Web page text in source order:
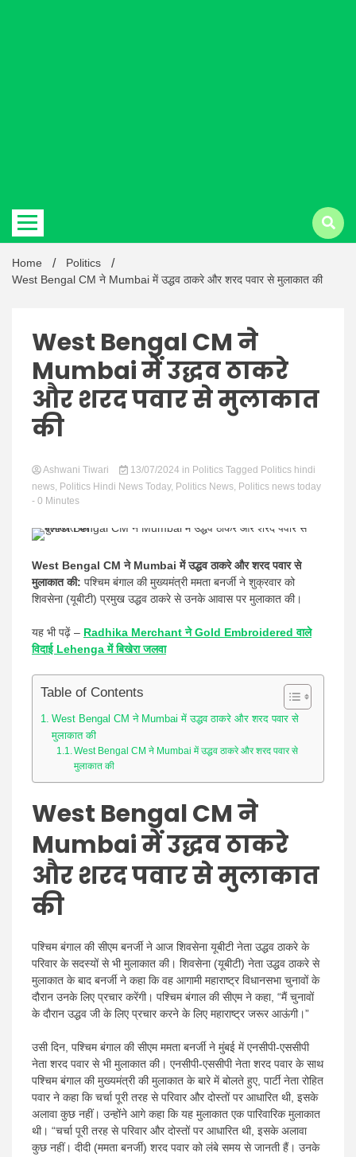
Latest
Hindi
News
Home
Politics
West Bengal CM ने Mumbai में उद्धव ठाकरे और शरद पवार से मुलाकात की
West Bengal CM ने
Mumbai में उद्धव ठाकरे
और शरद पवार से मुलाकात
की
Ashwani Tiwari 13/07/2024 in Politics Tagged Politics hindi
news, Politics Hindi News Today, Politics News, Politics news today
- 0 Minutes
West Bengal CM ने Mumbai में उद्धव ठाकरे और शरद पवार से
मुलाकात की: पश्चिम बंगाल की मुख्यमंत्री ममता बनर्जी ने शुक्रवार को
शिवसेना (यूबीटी) प्रमुख उद्धव ठाकरे से उनके आवास पर मुलाकात की।
यह भी पढ़ें – Radhika Merchant ने Gold Embroidered वाले
विदाई Lehenga में बिखेरा जलवा
Table of Contents
West Bengal CM ने Mumbai में उद्धव ठाकरे और शरद पवार से
मुलाकात की
West Bengal CM ने Mumbai में उद्धव ठाकरे और शरद पवार से
मुलाकात की
West Bengal CM ने
Mumbai में उद्धव ठाकरे
और शरद पवार से मुलाकात
की
पश्चिम बंगाल की सीएम बनर्जी ने आज शिवसेना यूबीटी नेता उद्धव ठाकरे के
परिवार के सदस्यों से भी मुलाकात की। शिवसेना (यूबीटी) नेता उद्धव ठाकरे से
मुलाकात के बाद बनर्जी ने कहा कि वह आगामी महाराष्ट्र विधानसभा चुनावों के
दौरान उनके लिए प्रचार करेंगी। पश्चिम बंगाल की सीएम ने कहा, “मैं चुनावों
के दौरान उद्धव जी के लिए प्रचार करने के लिए महाराष्ट्र जरूर आऊंगी।”
उसी दिन, पश्चिम बंगाल की सीएम ममता बनर्जी ने मुंबई में एनसीपी-एससीपी
नेता शरद पवार से भी मुलाकात की। एनसीपी-एससीपी नेता शरद पवार के साथ
पश्चिम बंगाल की मुख्यमंत्री की मुलाकात के बारे में बोलते हुए, पार्टी नेता रोहित
पवार ने कहा कि चर्चा पूरी तरह से परिवार और दोस्तों पर आधारित थी, इसके
अलावा कुछ नहीं। उन्होंने आगे कहा कि यह मुलाकात एक पारिवारिक मुलाकात
थी। “चर्चा पूरी तरह से परिवार और दोस्तों पर आधारित थी, इसके अलावा
कुछ नहीं। दीदी (ममता बनर्जी) शरद पवार को लंबे समय से जानती हैं। उनके